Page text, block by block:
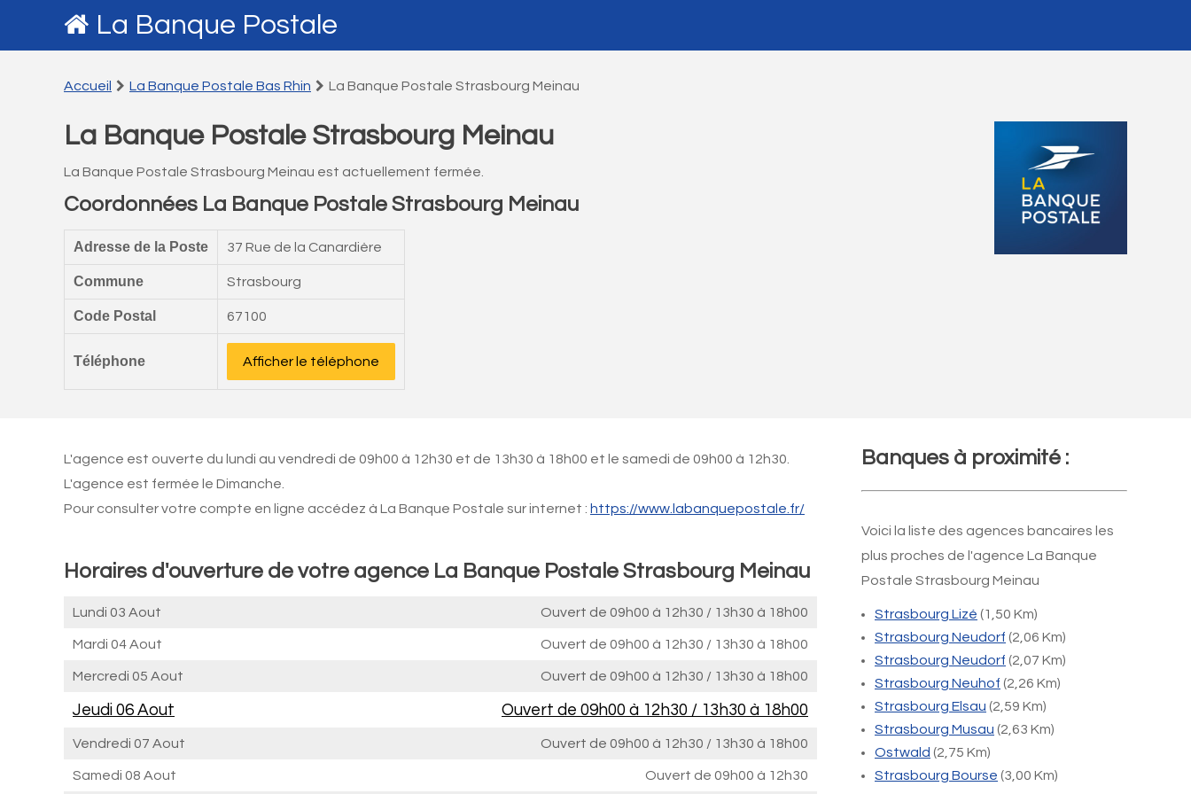
La Banque Postale
Accueil La Banque Postale Bas Rhin La Banque Postale Strasbourg Meinau
La Banque Postale Strasbourg Meinau
La Banque Postale Strasbourg Meinau est actuellement fermée.
Coordonnées La Banque Postale Strasbourg Meinau
Adresse de la Poste 37 Rue de la Canardière
Commune Strasbourg
Code Postal 67100
Téléphone Afficher le téléphone
L'agence est ouverte du lundi au vendredi de 09h00 à 12h30 et de 13h30 à 18h00 et le samedi de 09h00 à 12h30.
L'agence est fermée le Dimanche.
Pour consulter votre compte en ligne accédez à La Banque Postale sur internet : https://www.labanquepostale.fr/
Horaires d'ouverture de votre agence La Banque Postale Strasbourg Meinau
Lundi 03 Aout Ouvert de 09h00 à 12h30 / 13h30 à 18h00
Mardi 04 Aout Ouvert de 09h00 à 12h30 / 13h30 à 18h00
Mercredi 05 Aout Ouvert de 09h00 à 12h30 / 13h30 à 18h00
Jeudi 06 Aout Ouvert de 09h00 à 12h30 / 13h30 à 18h00
Vendredi 07 Aout Ouvert de 09h00 à 12h30 / 13h30 à 18h00
Samedi 08 Aout Ouvert de 09h00 à 12h30
Banques à proximité :
Voici la liste des agences bancaires les
plus proches de l'agence La Banque
Postale Strasbourg Meinau
Strasbourg Lizé (1,50 Km)
Strasbourg Neudorf (2,06 Km)
Strasbourg Neudorf (2,07 Km)
Strasbourg Neuhof (2,26 Km)
Strasbourg Elsau (2,59 Km)
Strasbourg Musau (2,63 Km)
Ostwald (2,75 Km)
Strasbourg Bourse (3,00 Km)